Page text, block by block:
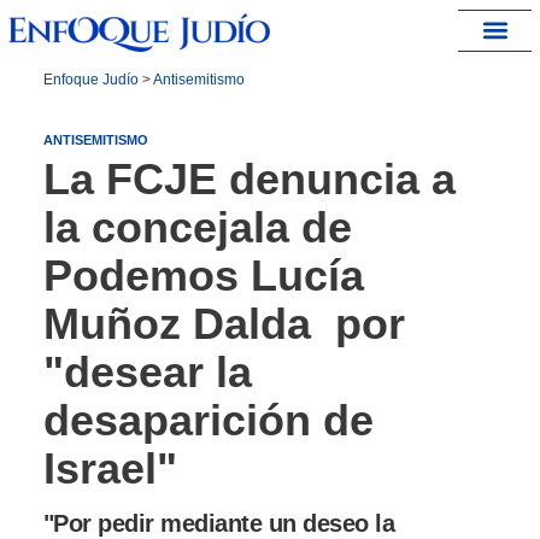
Enfoque Judío>Antisemitismo
ANTISEMITISMO
La FCJE denuncia a
la concejala de
Podemos Lucía
Muñoz Dalda por
"desear la
desaparición de
Israel"
"Por pedir mediante un deseo la